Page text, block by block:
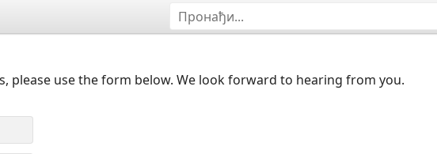
please use the form below. We look forward to hearing from you.